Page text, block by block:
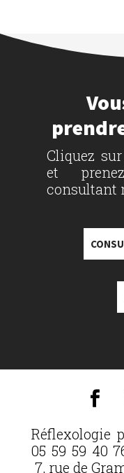
Cliquez
et
consultant
Réflexologie
05 59 59 40
7, rue de